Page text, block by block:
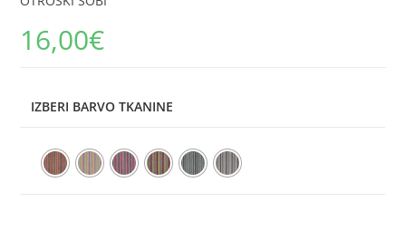
16,00€
IZBERI BARVO TKANINE